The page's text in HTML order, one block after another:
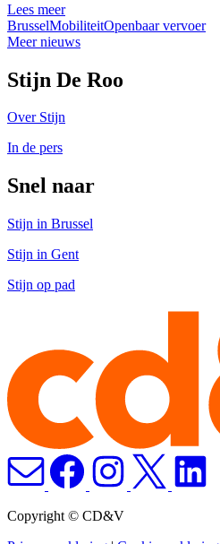
Lees meer
BrusselMobiliteitOpenbaar vervoer
Meer nieuws
Stijn De Roo
Over Stijn
In de pers
Snel naar
Stijn in Brussel
Stijn in Gent
Stijn op pad
Copyright © CD&V